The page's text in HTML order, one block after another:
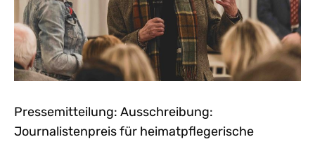
Pressemitteilung: Ausschreibung:
Journalistenpreis für heimatpflegerische